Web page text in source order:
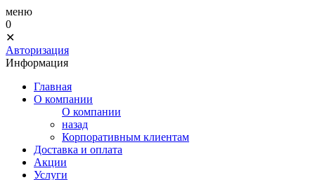
меню
0
✕
Авторизация
Информация
Главная
О компании
О компании
назад
Корпоративным клиентам
Доставка и оплата
Акции
Услуги